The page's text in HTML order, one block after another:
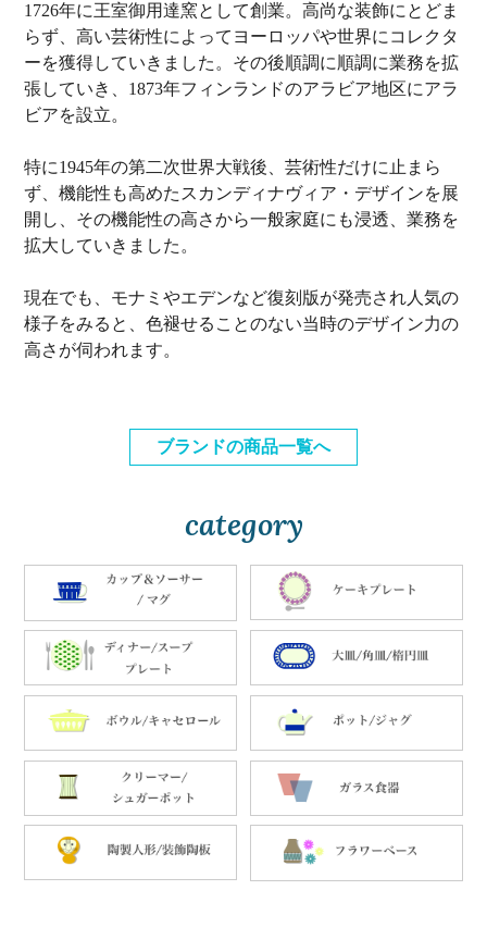
1726年に王室御用達窯として創業。高尚な装飾にとどま
らず、高い芸術性によってヨーロッパや世界にコレクタ
ーを獲得していきました。その後順調に順調に業務を拡
張していき、1873年フィンランドのアラビア地区にアラ
ビアを設立。
特に1945年の第二次世界大戦後、芸術性だけに止まら
ず、機能性も高めたスカンディナヴィア・デザインを展
開し、その機能性の高さから一般家庭にも浸透、業務を
拡大していきました。
現在でも、モナミやエデンなど復刻版が発売され人気の
様子をみると、色褪せることのない当時のデザイン力の
高さが伺われます。
ブランドの商品一覧へ
category